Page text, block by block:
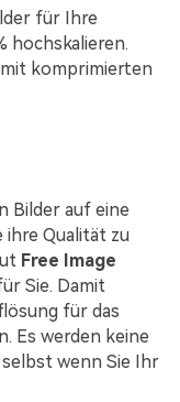
für Ihre
hochskalieren.
komprimierten
Bilder auf eine
ihre Qualität zu
Free Image
Sie. Damit
für das
Es werden keine
wenn Sie Ihr